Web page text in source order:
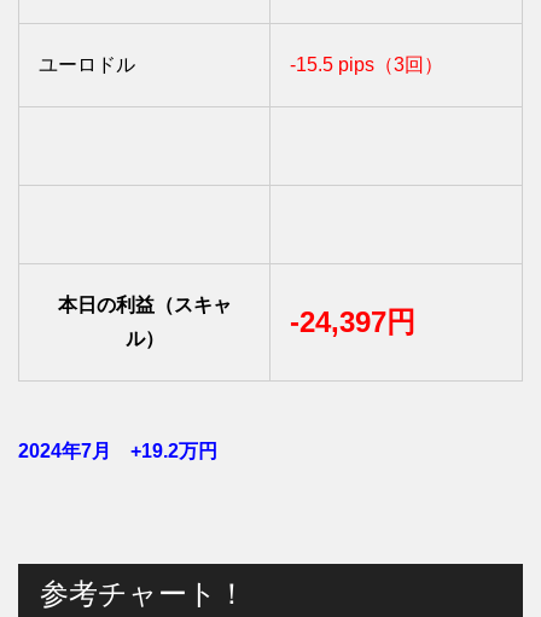
ユーロドル -15.5 pips（3回）
本日の利益（スキャ
ル）
-24,397円
2024年7月 +19.2万円
参考チャート！